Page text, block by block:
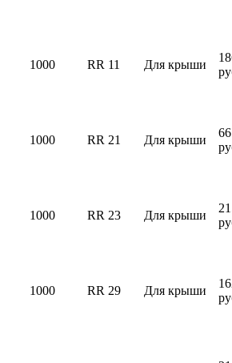
1000 RR 11 Для крыши
1000 RR 21 Для крыши
1000 RR 23 Для крыши
1000 RR 29 Для крыши